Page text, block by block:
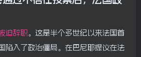
迫辞职 。这是半个多世纪以来法国首
陷入了政治僵局。在巴尼耶提议在法